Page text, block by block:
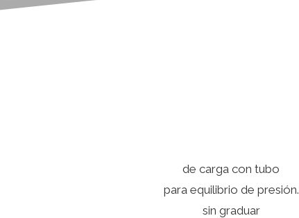
de carga con tubo
para equilibrio de presión.
sin graduar